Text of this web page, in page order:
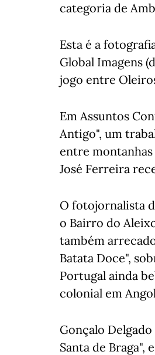
categoria de
Esta é a
Global Imagens
jogo entre
Em Assuntos
Antigo", um
entre
José Ferreira
O fotojornalista
o Bairro do
também
Batata Doce",
Portugal ainda
colonial em
Gonçalo
Santa de Braga",